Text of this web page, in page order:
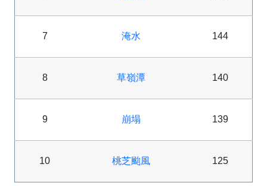
7 淹水 144
8 草嶺潭 140
9 崩塌 139
10 桃芝颱風 125